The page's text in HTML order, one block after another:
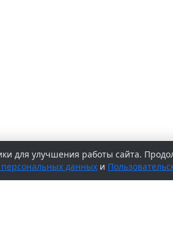
для улучшения работы сайта.
данных и